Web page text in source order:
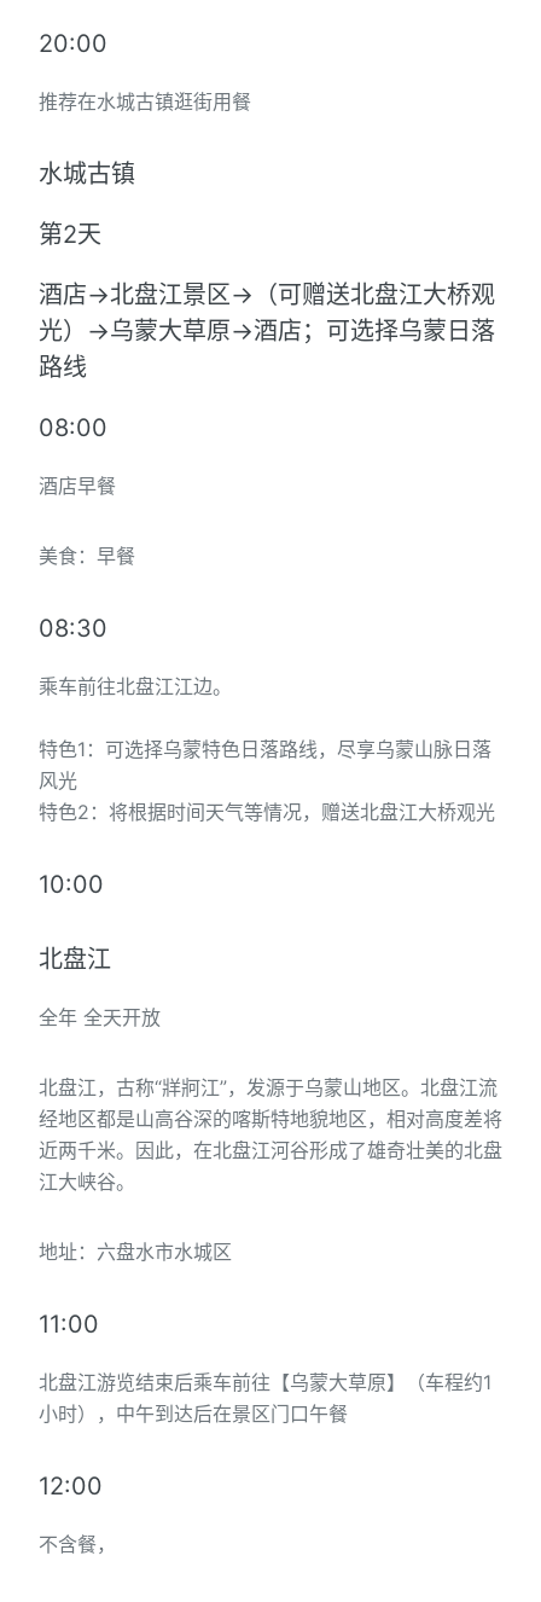
20:00
推荐在水城古镇逛街用餐
水城古镇
第2天
酒店→北盘江景区→（可赠送北盘江大桥观
光）→乌蒙大草原→酒店；可选择乌蒙日落
路线
08:00
酒店早餐
美食：早餐
08:30
乘车前往北盘江江边。
特色1：可选择乌蒙特色日落路线，尽享乌蒙山脉日落
风光
特色2：将根据时间天气等情况，赠送北盘江大桥观光
10:00
北盘江
全年 全天开放
北盘江，古称“牂牁江”，发源于乌蒙山地区。北盘江流
经地区都是山高谷深的喀斯特地貌地区，相对高度差将
近两千米。因此，在北盘江河谷形成了雄奇壮美的北盘
江大峡谷。
地址：六盘水市水城区
11:00
北盘江游览结束后乘车前往【乌蒙大草原】（车程约1
小时），中午到达后在景区门口午餐
12:00
不含餐，